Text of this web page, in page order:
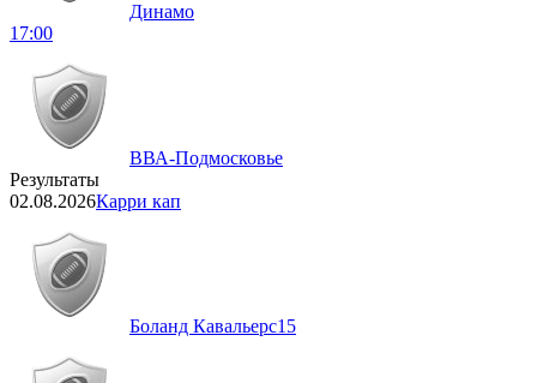
Динамо
17:00
ВВА-Подмосковье
Результаты
02.08.2026Карри кап
Боланд Кавальерс15